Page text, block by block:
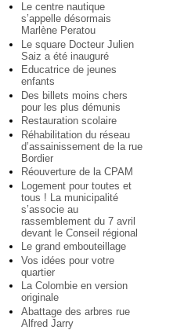
Le centre nautique
s’appelle désormais
Marlène Peratou
Le square Docteur Julien
Saiz a été inauguré
Educatrice de jeunes
enfants
Des billets moins chers
pour les plus démunis
Restauration scolaire
Réhabilitation du réseau
d’assainissement de la rue
Bordier
Réouverture de la CPAM
Logement pour toutes et
tous ! La municipalité
s’associe au
rassemblement du 7 avril
devant le Conseil régional
Le grand embouteillage
Vos idées pour votre
quartier
La Colombie en version
originale
Abattage des arbres rue
Alfred Jarry